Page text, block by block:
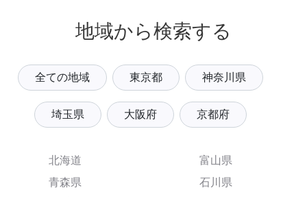
地域から検索する
全ての地域 東京都 神奈川県
埼玉県 大阪府 京都府
北海道
青森県
富山県
石川県